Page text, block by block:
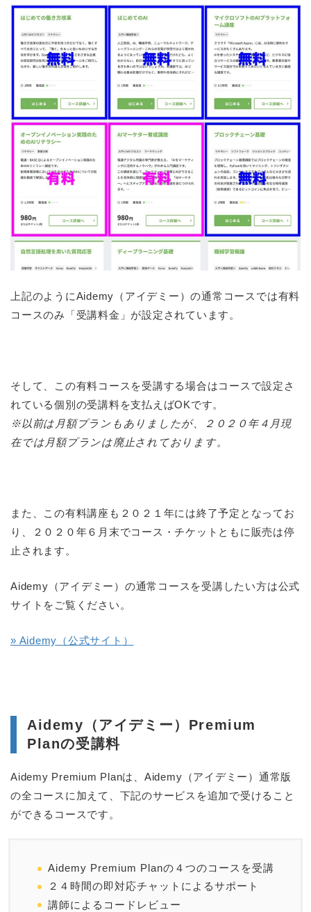
上記のようにAidemy（アイデミー）の通常コースでは有料
コースのみ「受講料金」が設定されています。
そして、この有料コースを受講する場合はコースで設定さ
れている個別の受講料を支払えばOKです。
※以前は月額プランもありましたが、２０２０年４月現
在では月額プランは廃止されております。
また、この有料講座も２０２１年には終了予定となってお
り、２０２０年６月末でコース・チケットともに販売は停
止されます。
Aidemy（アイデミー）の通常コースを受講したい方は公式
サイトをご覧ください。
» Aidemy（公式サイト）
Aidemy（アイデミー）Premium
Planの受講料
Aidemy Premium Planは、Aidemy（アイデミー）通常版
の全コースに加えて、下記のサービスを追加で受けること
ができるコースです。
Aidemy Premium Planの４つのコースを受講
２４時間の即対応チャットによるサポート
講師によるコードレビュー